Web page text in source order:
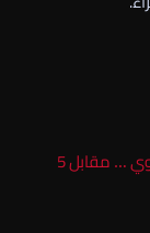
خلصت بشياكة الأسد الأفريقي أهلاوي … مقابل 5